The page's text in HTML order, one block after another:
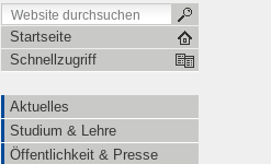
Startseite
Schnellzugriff
Aktuelles
Studium & Lehre
Öffentlichkeit & Presse